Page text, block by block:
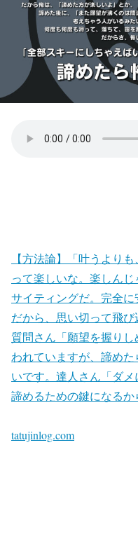
【方法論】「叶うより
って楽しいな。楽しん
サイティングだ。完全
だから、思い切って飛び
質問さん「願望を握り
われていますが、諦め
いです。達人さん「ダメ
諦めるための鍵になるか
tatujinlog.com